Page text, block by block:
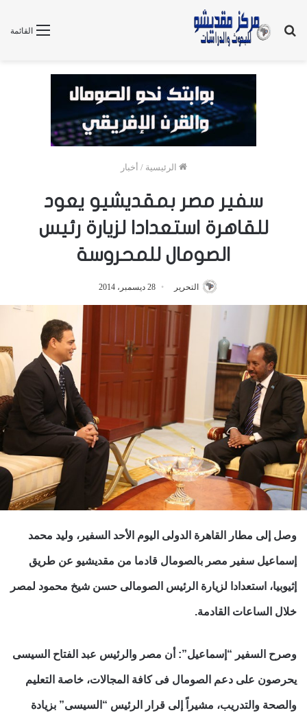
القائمة
بحث
الرئيسية / أخبار
سفير مصر بمقديشيو يعود
للقاهرة استعدادا لزيارة رئيس
الصومال للمحروسة
التحرير 28 ديسمبر، 2014
وصل إلى مطار القاهرة الدولى اليوم الأحد السفير، وليد محمد
إسماعيل سفير مصر بالصومال قادما من مقديشيو عن طريق
إثيوبيا، استعدادا لزيارة الرئيس الصومالى حسن شيخ محمود لمصر
خلال الساعات القادمة.
وصرح السفير “إسماعيل”: أن مصر والرئيس عبد الفتاح السيسى
يحرصون على دعم الصومال فى كافة المجالات، خاصة التعليم
والصحة والتدريب، مشيراً إلى قرار الرئيس “السيسى” بزيادة